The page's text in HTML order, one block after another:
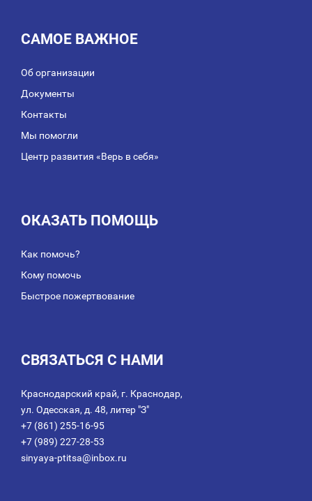
САМОЕ ВАЖНОЕ
Об организации
Документы
Контакты
Мы помогли
Центр развития «Верь в себя»
ОКАЗАТЬ ПОМОЩЬ
Как помочь?
Кому помочь
Быстрое пожертвование
СВЯЗАТЬСЯ С НАМИ
Краснодарский край, г. Краснодар,
ул. Одесская, д. 48, литер "З"
+7 (861) 255-16-95
+7 (989) 227-28-53
sinyaya-ptitsa@inbox.ru